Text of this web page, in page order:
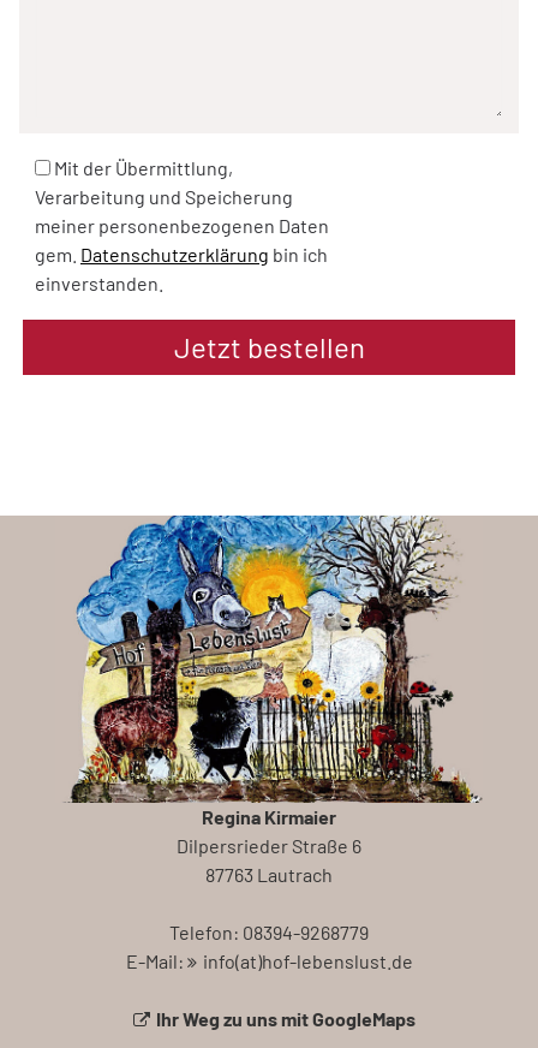
Verarbeitung und Speicherung
meiner personenbezogenen Daten
gem. Datenschutzerklärung bin ich
einverstanden.
Regina Kirmaier
Dilpersrieder Straße 6
87763 Lautrach
Telefon: 08394-9268779
E-Mail:
info(at)hof-lebenslust.de
Ihr Weg zu uns mit GoogleMaps